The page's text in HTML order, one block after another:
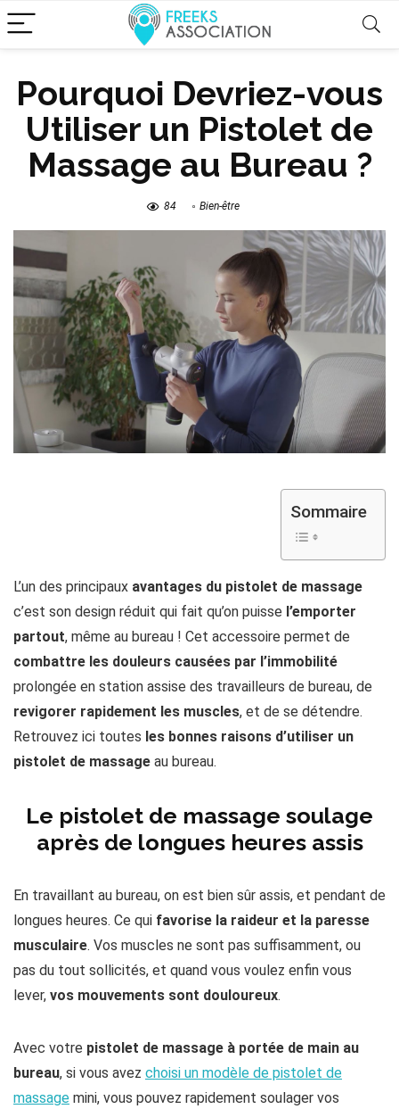
Pourquoi Devriez-vous
Utiliser un Pistolet de
Massage au Bureau ?
84 Bien-être
Sommaire
L’un des principaux avantages du pistolet de massage
c’est son design réduit qui fait qu’on puisse l’emporter
partout, même au bureau ! Cet accessoire permet de
combattre les douleurs causées par l’immobilité
prolongée en station assise des travailleurs de bureau, de
revigorer rapidement les muscles, et de se détendre.
Retrouvez ici toutes les bonnes raisons d’utiliser un
pistolet de massage au bureau.
Le pistolet de massage soulage
après de longues heures assis
En travaillant au bureau, on est bien sûr assis, et pendant de
longues heures. Ce qui favorise la raideur et la paresse
musculaire. Vos muscles ne sont pas suffisamment, ou
pas du tout sollicités, et quand vous voulez enfin vous
lever, vos mouvements sont douloureux.
Avec votre pistolet de massage à portée de main au
bureau, si vous avez choisi un modèle de pistolet de
massage mini, vous pouvez rapidement soulager vos